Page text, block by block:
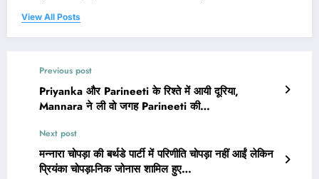
View All Posts
Previous post
Priyanka और Parineeti के रिश्ते में आयी दूरिया,
Mannara ने ली वो जगह Parineeti की…
Next post
मन्नारा चोपड़ा की बर्थडे पार्टी में परिणीति चोपड़ा नहीं आईं लेकिन
प्रियंका चोपड़ा-निक जोनास शामिल हुए…